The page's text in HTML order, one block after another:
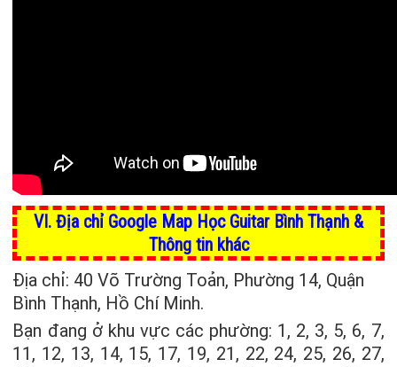
VI. Địa chỉ Google Map Học Guitar Bình Thạnh &
Thông tin khác
Địa chỉ: 40 Võ Trường Toản, Phường 14, Quận
Bình Thạnh, Hồ Chí Minh.
Bạn đang ở khu vực các phường: 1, 2, 3, 5, 6, 7,
11, 12, 13, 14, 15, 17, 19, 21, 22, 24, 25, 26, 27,